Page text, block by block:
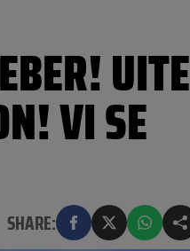
UITE
VI SE
SHARE: